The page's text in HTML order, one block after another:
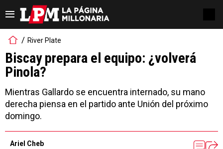
River Plate
Biscay prepara el equipo: ¿volverá
Pinola?
Mientras Gallardo se encuentra internado, su mano
derecha piensa en el partido ante Unión del próximo
domingo.
Ariel Cheb